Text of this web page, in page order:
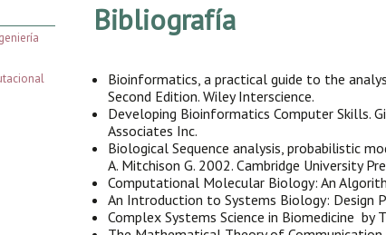
Bibliografía
Bioinformatics, a practical guide to the
Second Edition. Wiley Interscience.
Developing Bioinformatics Computer Skills.
Associates Inc.
Biological Sequence analysis, probabilistic
A. Mitchison G. 2002. Cambridge University
Computational Molecular Biology: An
An Introduction to Systems Biology: Design
Complex Systems Science in Biomedicine by